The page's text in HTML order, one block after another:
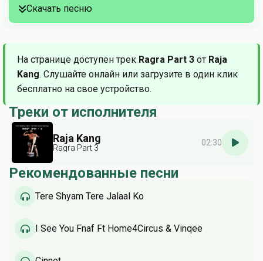
Скачать песню
На странице доступен трек Ragra Part 3 от Raja
Kang. Слушайте онлайн или загрузите в один клик
бесплатно на свое устройство.
Треки от исполнителя
Raja Kang
Ragra Part 3
02:30
Рекомендованные песни
Tere Shyam Tere Jalaal Ko
I See You Fnaf Ft Home4Circus & Vinqee